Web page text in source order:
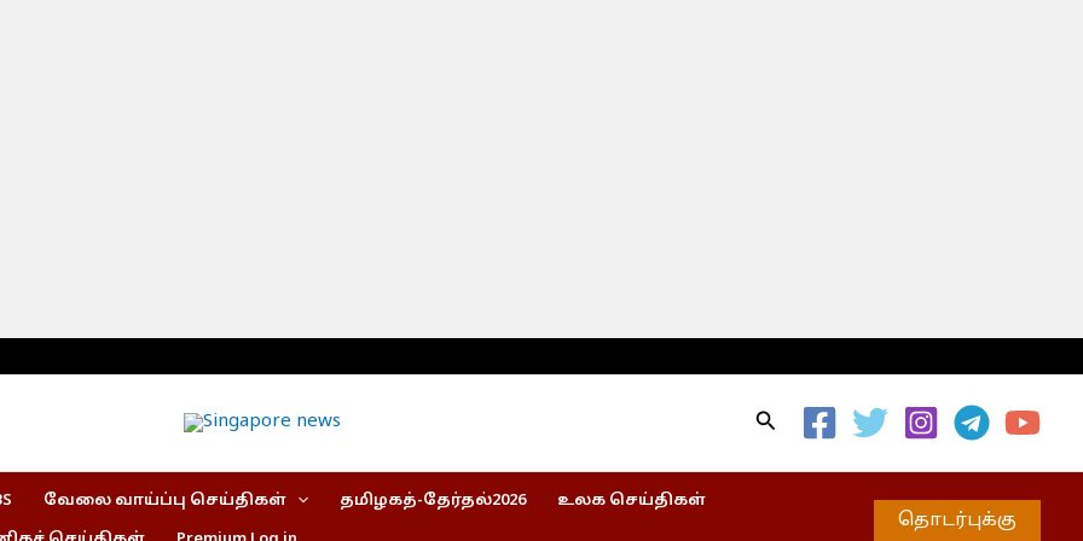
Search
வேலை வாய்ப்பு செய்திகள் தமிழகத்-தேர்தல்2026
உலக செய்திகள்
தொடர்புக்கு